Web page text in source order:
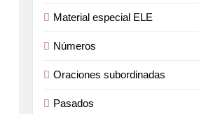
Material especial ELE
Números
Oraciones subordinadas
Pasados